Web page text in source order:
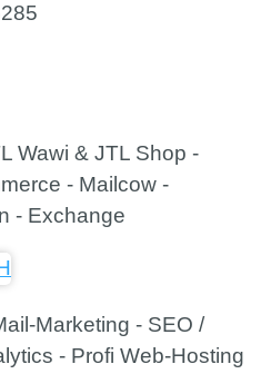
Wawi & JTL Shop -
- Mailcow -
- Exchange
Marketing - SEO /
- Profi Web-Hosting